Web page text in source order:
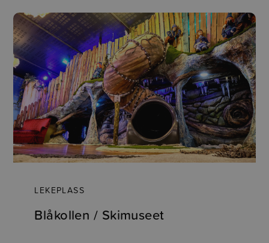
LEKEPLASS
Blåkollen / Skimuseet